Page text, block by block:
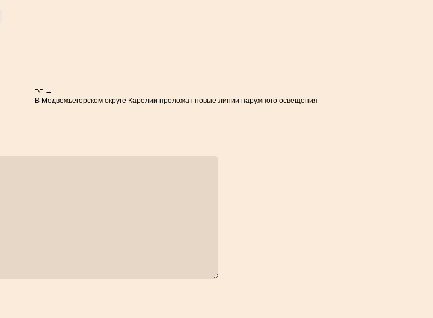
⌥ →
В Медвежьегорском округе Карелии проложат новые линии наружного освещения